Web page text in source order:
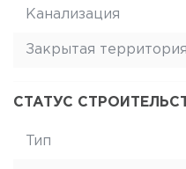
Канализация
Закрытая территория
СТАТУС
Тип